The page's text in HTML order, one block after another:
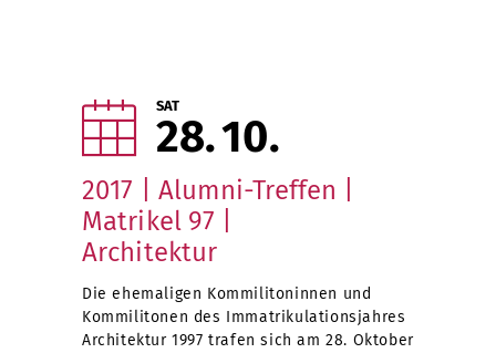
SAT
28 10
2017 | Alumni-Treffen |
Matrikel 97 |
Architektur
Die ehemaligen Kommilitoninnen und
Kommilitonen des Immatrikulationsjahres
Architektur 1997 trafen sich am 28. Oktober